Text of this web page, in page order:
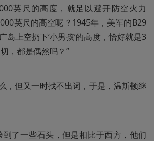
英尺的高度，就足以避开防空火力
英尺的高空呢？1945年，美军的B29
岛上空扔下‘小男孩’的高度，恰好就是3
，都是偶然吗？”
，但又一时找不出词，于是，温斯顿继
到了一些石头，但是相比于西方，他们